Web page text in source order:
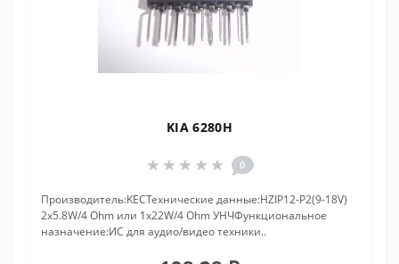
KIA 6280H
0
Производитель:KECТехнические данные:HZIP12-P2(9-18V)
2x5.8W/4 Ohm или 1x22W/4 Ohm УНЧФункциональное
назначение:ИС для аудио/видео техники..